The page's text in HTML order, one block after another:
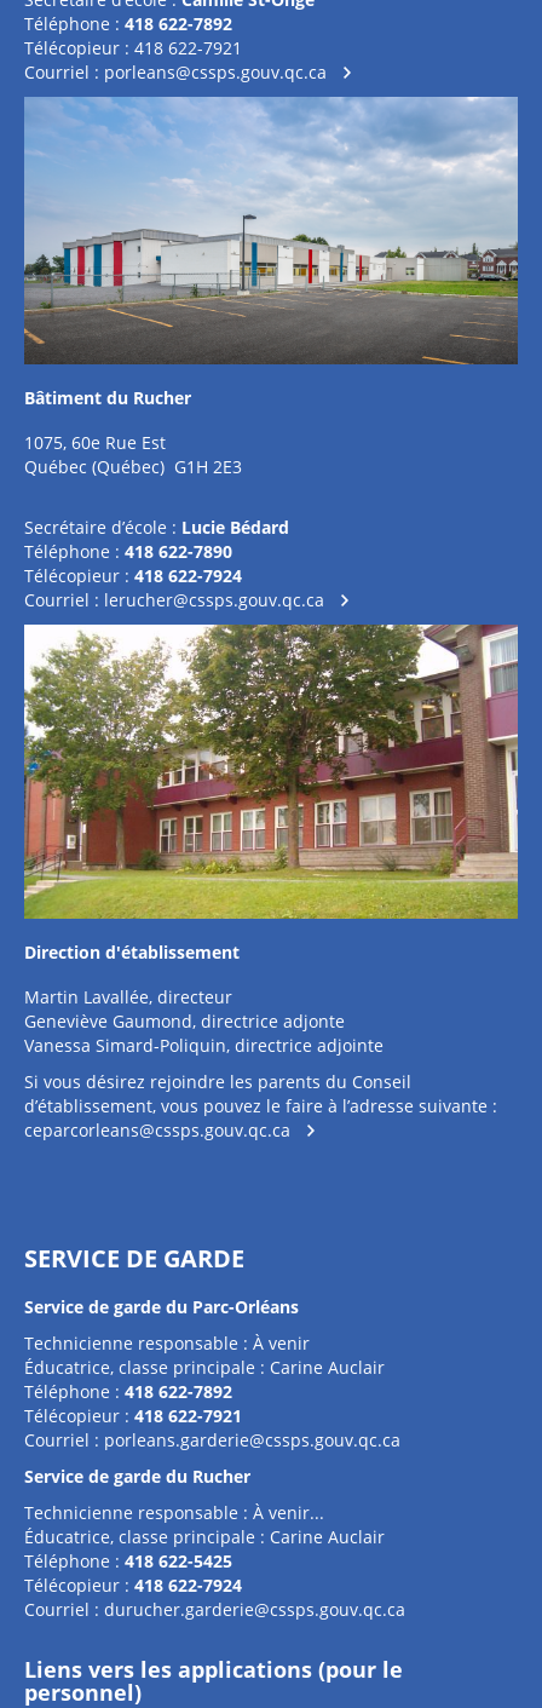
Téléphone : 418 622-7892
Télécopieur : 418 622-7921
Courriel : porleans@cssps.gouv.qc.ca
Bâtiment du Rucher
1075, 60e Rue Est
Québec (Québec) G1H 2E3
Secrétaire d’école : Lucie Bédard
Téléphone : 418 622-7890
Télécopieur : 418 622-7924
Courriel : lerucher@cssps.gouv.qc.ca
Direction d'établissement
Martin Lavallée, directeur
Geneviève Gaumond, directrice adjonte
Vanessa Simard-Poliquin, directrice adjointe
Si vous désirez rejoindre les parents du Conseil
d’établissement, vous pouvez le faire à l’adresse suivante :
ceparcorleans@cssps.gouv.qc.ca
SERVICE DE GARDE
Service de garde du Parc-Orléans
Technicienne responsable : À venir
Éducatrice, classe principale : Carine Auclair
Téléphone : 418 622-7892
Télécopieur : 418 622-7921
Courriel : porleans.garderie@cssps.gouv.qc.ca
Service de garde du Rucher
Technicienne responsable : À venir...
Éducatrice, classe principale : Carine Auclair
Téléphone : 418 622-5425
Télécopieur : 418 622-7924
Courriel : durucher.garderie@cssps.gouv.qc.ca
Liens vers les applications (pour le
personnel)